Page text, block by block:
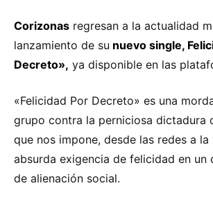
Corizonas regresan a la actualidad
lanzamiento de su nuevo single,
Decreto», ya disponible en las
«Felicidad Por Decreto» es una
grupo contra la perniciosa dictadura
que nos impone, desde las redes a la
absurda exigencia de felicidad en un
de alienación social.